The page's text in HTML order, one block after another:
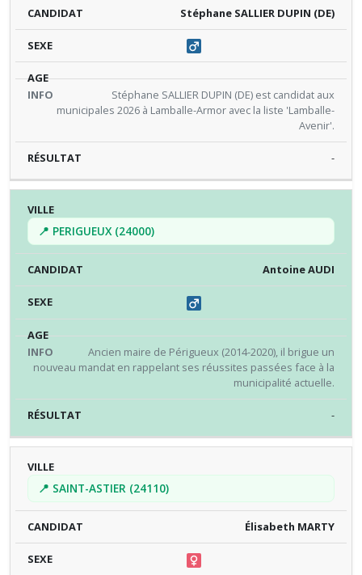
Stéphane SALLIER DUPIN (DE)
Stéphane SALLIER DUPIN (DE) est candidat aux
municipales 2026 à Lamballe-Armor avec la liste 'Lamballe-
Avenir'.
-
📍 PERIGUEUX (24000)
Antoine AUDI
Ancien maire de Périgueux (2014-2020), il brigue un
nouveau mandat en rappelant ses réussites passées face à la
municipalité actuelle.
-
📍 SAINT-ASTIER (24110)
Élisabeth MARTY